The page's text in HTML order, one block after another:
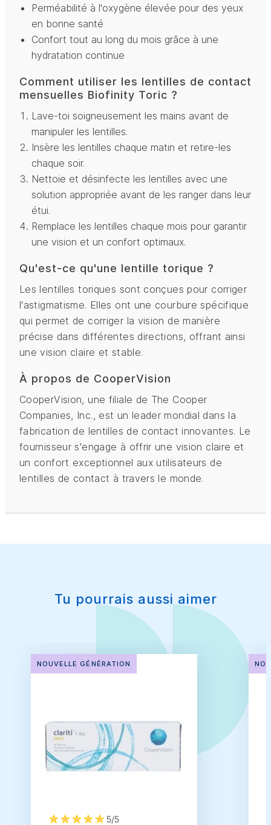
Perméabilité à l'oxygène élevée pour des yeux
en bonne santé
Confort tout au long du mois grâce à une
hydratation continue
Comment utiliser les lentilles de contact
mensuelles Biofinity Toric ?
Lave-toi soigneusement les mains avant de
manipuler les lentilles.
Insère les lentilles chaque matin et retire-les
chaque soir.
Nettoie et désinfecte les lentilles avec une
solution appropriée avant de les ranger dans leur
étui.
Remplace les lentilles chaque mois pour garantir
une vision et un confort optimaux.
Qu'est-ce qu'une lentille torique ?
Les lentilles toriques sont conçues pour corriger
l'astigmatisme. Elles ont une courbure spécifique
qui permet de corriger la vision de manière
précise dans différentes directions, offrant ainsi
une vision claire et stable.
À propos de CooperVision
CooperVision, une filiale de The Cooper
Companies, Inc., est un leader mondial dans la
fabrication de lentilles de contact innovantes. Le
fournisseur s'engage à offrir une vision claire et
un confort exceptionnel aux utilisateurs de
lentilles de contact à travers le monde.
Tu pourrais aussi aimer
NOUVELLE GÉNÉRATION
5/5